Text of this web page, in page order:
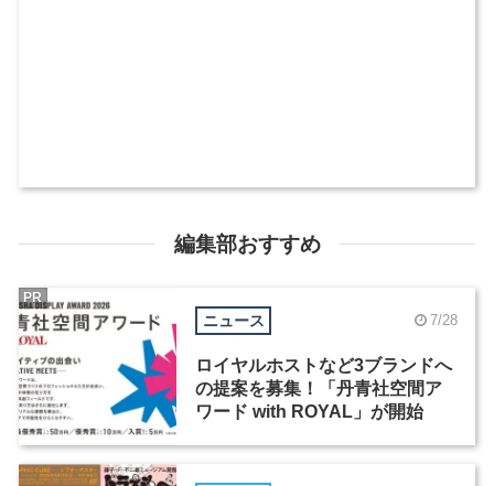
編集部おすすめ
ニュース 7/28
ロイヤルホストなど3ブランドへ
の提案を募集！「丹青社空間ア
ワード with ROYAL」が開始
PR